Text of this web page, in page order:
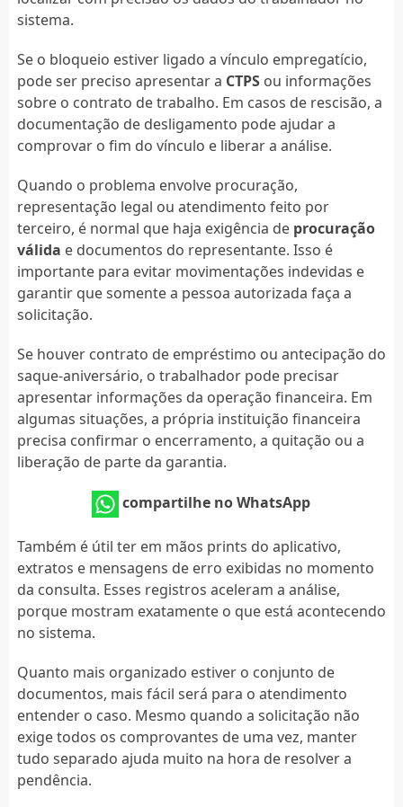
sistema.
Se o bloqueio estiver ligado a vínculo empregatício,
pode ser preciso apresentar a CTPSou informações
sobre o contrato de trabalho. Em casos de rescisão, a
documentação de desligamento pode ajudar a
comprovar o fim do vínculo e liberar a análise.
Quando o problema envolve procuração,
representação legal ou atendimento feito por
terceiro, é normal que haja exigência de procuração
válida e documentos do representante. Isso é
importante para evitar movimentações indevidas e
garantir que somente a pessoa autorizada faça a
solicitação.
Se houver contrato de empréstimo ou antecipação do
saque-aniversário, o trabalhador pode precisar
apresentar informações da operação financeira. Em
algumas situações, a própria instituição financeira
precisa confirmar o encerramento, a quitação ou a
liberação de parte da garantia.
compartilhe no WhatsApp
Também é útil ter em mãos prints do aplicativo,
extratos e mensagens de erro exibidas no momento
da consulta. Esses registros aceleram a análise,
porque mostram exatamente o que está acontecendo
no sistema.
Quanto mais organizado estiver o conjunto de
documentos, mais fácil será para o atendimento
entender o caso. Mesmo quando a solicitação não
exige todos os comprovantes de uma vez, manter
tudo separado ajuda muito na hora de resolver a
pendência.